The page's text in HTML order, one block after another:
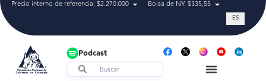
Precio interno de referencia: $2.270.000 Bolsa de NY: $335,55 Tasa de
ES
Podcast